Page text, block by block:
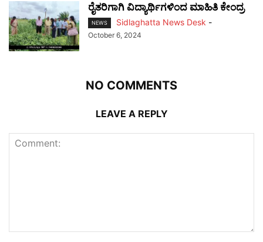
ರೈತರಿಗಾಗಿ ವಿದ್ಯಾರ್ಥಿಗಳಿಂದ ಮಾಹಿತಿ ಕೇಂದ್ರ
NEWS Sidlaghatta News Desk -
October 6, 2024
NO COMMENTS
LEAVE A REPLY